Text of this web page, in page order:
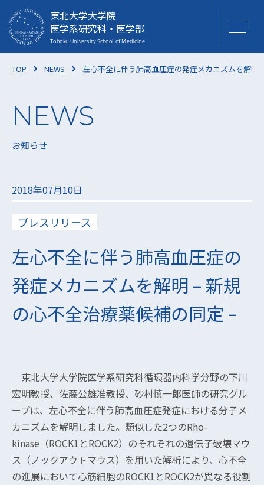
東北大学大学院
医学系研究科・医学部
TOP NEWS 左心不全に伴う肺高血圧症の発症メカニズムを解明
お知らせ
2018年07月10日
プレスリリース
左心不全に伴う肺高血圧症の
発症メカニズムを解明 – 新規
の心不全治療薬候補の同定 –
東北大学大学院医学系研究科循環器内科学分野の下川
宏明教授、佐藤公雄准教授、砂村慎一郎医師の研究グル
ープは、左心不全に伴う肺高血圧症発症における分子メ
カニズムを解明しました。類似した2つのRho-
kinase（ROCK1とROCK2）のそれぞれの遺伝子破壊マウ
ス（ノックアウトマウス）を用いた解析により、心不全
の進展において心筋細胞のROCK1とROCK2が異なる役割